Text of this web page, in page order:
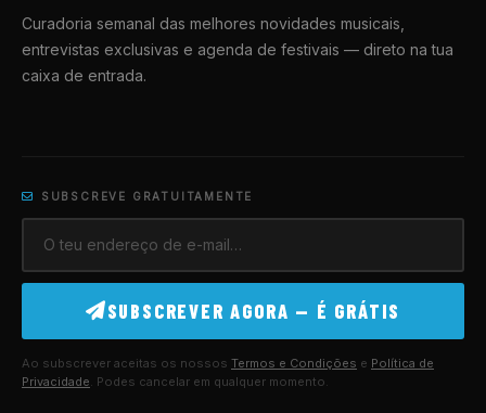
Curadoria semanal das melhores novidades musicais,
entrevistas exclusivas e agenda de festivais — direto na tua
caixa de entrada.
SUBSCREVE GRATUITAMENTE
SUBSCREVER AGORA — É GRÁTIS
Ao subscrever aceitas os nossos Termos e Condições e Política de
Privacidade . Podes cancelar em qualquer momento.